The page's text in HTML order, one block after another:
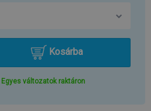
Kosárba
Egyes változatok raktáron